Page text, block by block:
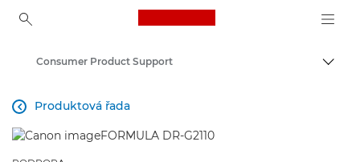
Canon Logo, back to
Consumer Product Support
Produktová řada
